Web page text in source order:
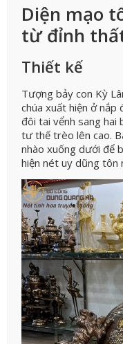
Diện mạo
từ đỉnh
Thiết kế
Tượng bảy con Kỳ
chúa xuất hiện ở nắp
đôi tai vểnh sang hai
tư thế trèo lên cao.
nhào xuống dưới để
hiện nét uy dũng tôn